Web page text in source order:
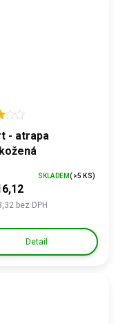
- atrapa
bez DPH
SKLADEM(>5 KS)
Detail